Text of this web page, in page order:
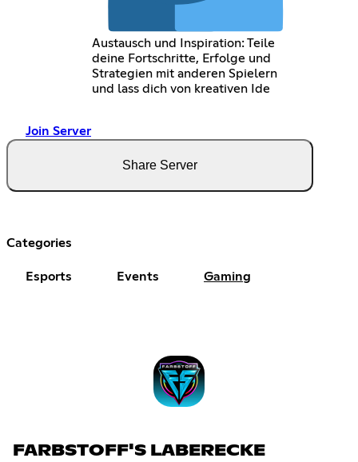
Austausch und Inspiration: Teile
deine Fortschritte, Erfolge und
Strategien mit anderen Spielern
und lass dich von kreativen Ide
Join Server
Share Server
Categories
Esports Events Gaming
FARBSTOFF'S LABERECKE